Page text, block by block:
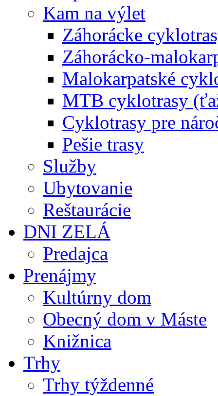
Kam na výlet
Záhorácke
Záhorácko-
Malokarpatské
MTB cyklotrasy
Cyklotrasy pre
Pešie trasy
Služby
Ubytovanie
Reštaurácie
DNI ZELÁ
Predajca
Prenájmy
Kultúrny dom
Obecný dom v Máste
Knižnica
Trhy
Trhy týždenné